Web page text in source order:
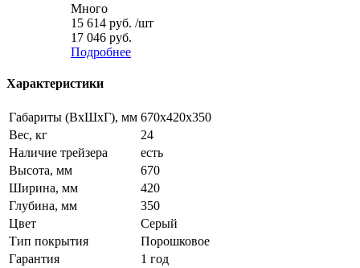
Много
15 614 руб. /шт
17 046 руб.
Подробнее
Характеристики
Габариты (ВxШxГ), мм 670x420x350
Вес, кг
24
Наличие трейзера
есть
Высота, мм
670
Ширина, мм
420
Глубина, мм
350
Цвет
Серый
Тип покрытия
Порошковое
Гарантия
1 год